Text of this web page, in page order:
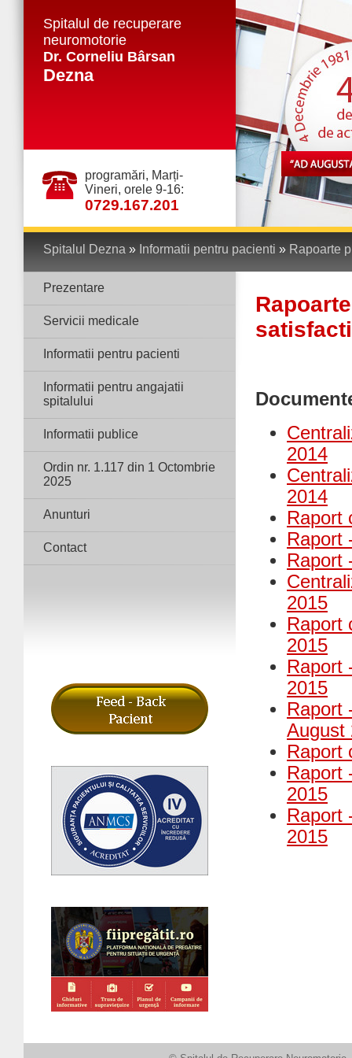
Spitalul de recuperare
neuromotorie
Dr. Corneliu Bârsan
Dezna
programări, Marți-
Vineri, orele 9-16:
0729.167.201
Spitalul Dezna » Informatii pentru pacienti » Rapoarte
Prezentare
Servicii medicale
Informatii pentru pacienti
Informatii pentru angajatii
spitalului
Informatii publice
Ordin nr. 1.117 din 1 Octombrie
2025
Anunturi
Contact
2014
2014
Raport
Raport
Raport
2015
Raport
2015
Raport
2015
Raport
August
Raport
Raport
2015
Raport
2015